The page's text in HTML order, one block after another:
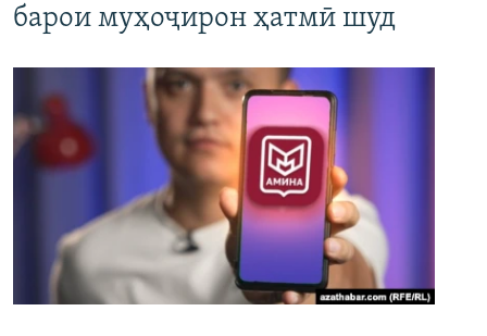
барои муҳоҷирон ҳатмӣ шуд